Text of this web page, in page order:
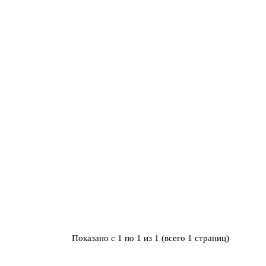
Показано с 1 по 1 из 1 (всего 1 страниц)